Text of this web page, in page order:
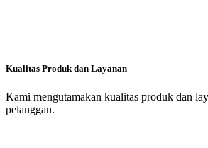
Kualitas Produk dan Layanan
Kami mengutamakan kualitas produk dan
pelanggan.